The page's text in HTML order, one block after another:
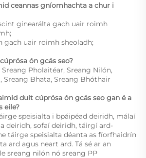
ceannas gníomhachta a chur i
ginearálta gach uair roimh
gach uair roimh sheoladh;
ón gcás seo?
Pholaitéar, Sreang Nilón,
Sreang Bhata, Sreang Bhóthair
duit cúprósa ón gcás seo gan é a
eile?
speisialta i bpáipéad deiridh, málaí
deiridh, sofaí deiridh, táirgí ard-
táirge speisialta déanta as fíorfhaidrín
ard agus neart ard. Tá sé ar an
sreang nilón nó sreang PP